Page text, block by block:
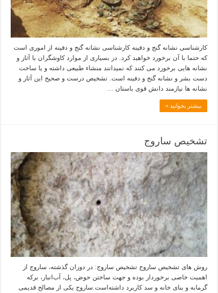
کارشناسی نشانه گنج و دفینه کارشناسی نشانه گنج و دفینه از اموری است
که حتما با آن برخورد خواهید کرد. در بسیاری از موارد کاوشگران با آثار و
نشانه هایی برخورد می کنند که نمیدانند منشاء طبیعی داشته و یا ساخت
دست بشر و نشانه گنج و دفینه است. تشخیص درست و صحیح این آثار و
نشانه ها نیازمند دانش قوی باستان …
بیشتر بخوانید »
تشخیص ساروج
روش های تشخیص ساروج تشخیص ساروج: در دوران گذشته، ساروج از
اهمیت خاصی برخوردار بوده و جهت ساختن حوض، پل، آب‌انبار، برکه
گرمابه و بنای خانه و سد کاربرد داشته‌است.ساروج یکی از مصالح قدیمی